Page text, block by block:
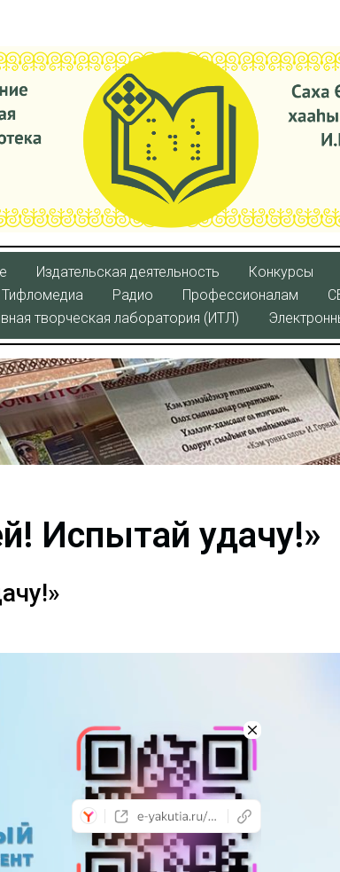
Издательская деятельность Конкурсы
Тифломедиа Радио Профессионалам
творческая лаборатория (ИТЛ)
Испытай удачу!»